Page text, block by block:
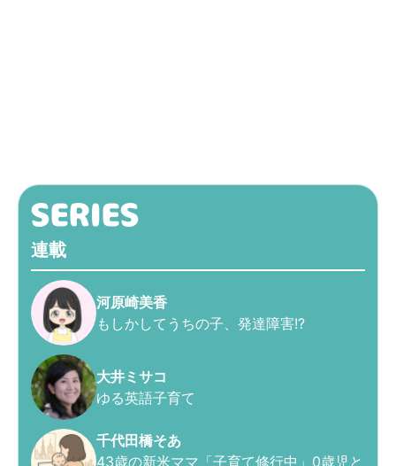
連載
河原崎美香
もしかしてうちの子、発達障害!?
大井ミサコ
ゆる英語子育て
千代田橋そあ
43歳の新米ママ「子育て修行中」0歳児と